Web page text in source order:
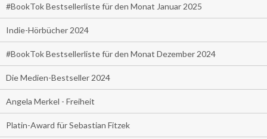
#BookTok Bestsellerliste für den Monat Januar 2025
Indie-Hörbücher 2024
#BookTok Bestsellerliste für den Monat Dezember 2024
Die Medien-Bestseller 2024
Angela Merkel - Freiheit
Platin-Award für Sebastian Fitzek